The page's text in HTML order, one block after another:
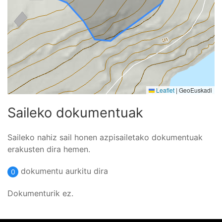
Leaflet | GeoEuskadi
Saileko dokumentuak
Saileko nahiz sail honen azpisailetako dokumentuak
erakusten dira hemen.
0 dokumentu aurkitu dira
Dokumenturik ez.